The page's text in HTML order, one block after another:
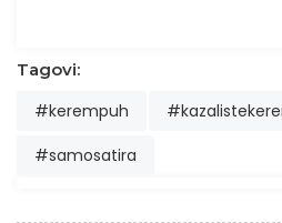
Tagovi:
#kerempuh
#samosatira